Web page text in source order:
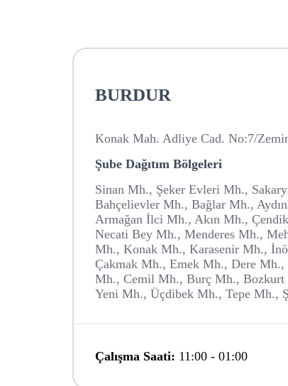
BURDUR
Konak Mah. Adliye Cad. No:7/
Şube Dağıtım Bölgeleri
Sinan Mh., Şeker Evleri Mh.,
Bahçelievler Mh., Bağlar Mh.,
Armağan İlci Mh., Akın Mh.,
Necati Bey Mh., Menderes Mh.,
Mh., Konak Mh., Karasenir Mh.,
Çakmak Mh., Emek Mh., Dere Mh.,
Mh., Cemil Mh., Burç Mh.,
Yeni Mh., Üçdibek Mh., Tepe Mh.,
Çalışma Saati: 11:00 - 01:00